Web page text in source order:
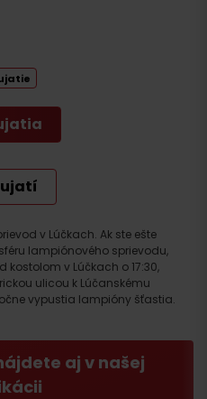
v Lúčkach. Ak ste ešte
lampiónového sprievodu,
kostolom v Lúčkach o 17:30,
ulicou k Lúčanskému
vypustia lampióny šťastia.
aj v našej